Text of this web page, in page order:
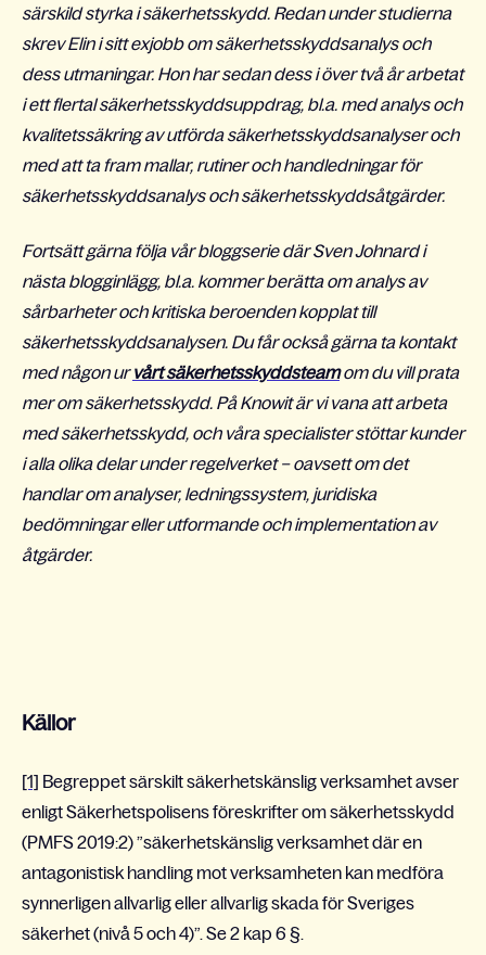
särskild styrka i säkerhetsskydd. Redan under studierna
skrev Elin i sitt exjobb om säkerhetsskyddsanalys och
dess utmaningar. Hon har sedan dess i över två år arbetat
i ett flertal säkerhetsskyddsuppdrag, bl.a. med analys och
kvalitetssäkring av utförda säkerhetsskyddsanalyser och
med att ta fram mallar, rutiner och handledningar för
säkerhetsskyddsanalys och säkerhetsskyddsåtgärder.
Fortsätt gärna följa vår bloggserie där Sven Johnard i
nästa blogginlägg, bl.a. kommer berätta om analys av
sårbarheter och kritiska beroenden kopplat till
säkerhetsskyddsanalysen. Du får också gärna ta kontakt
med någon urvårt säkerhetsskyddsteamom du vill prata
mer om säkerhetsskydd. På Knowit är vi vana att arbeta
med säkerhetsskydd, och våra specialister stöttar kunder
i alla olika delar under regelverket – oavsett om det
handlar om analyser, ledningssystem, juridiska
bedömningar eller utformande och implementation av
åtgärder.
Källor
[1] Begreppet särskilt säkerhetskänslig verksamhet avser
enligt Säkerhetspolisens föreskrifter om säkerhetsskydd
(PMFS 2019:2) ”säkerhetskänslig verksamhet där en
antagonistisk handling mot verksamheten kan medföra
synnerligen allvarlig eller allvarlig skada för Sveriges
säkerhet (nivå 5 och 4)”. Se 2 kap 6 §.